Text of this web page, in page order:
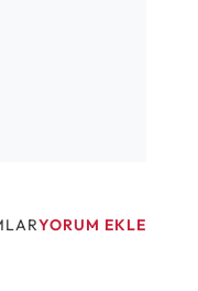
YORUM EKLE